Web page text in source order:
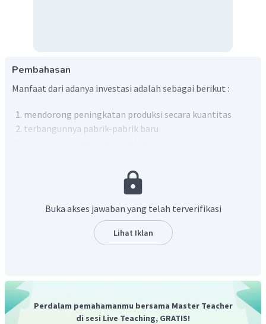
Pembahasan
Manfaat dari adanya investasi adalah sebagai berikut :
mendorong peningkatan produksi secara kuantitas
terbangunnya pabrik-pabrik baru
Jadi, jawaban yang tepat adalah pilihan A.
Buka akses jawaban yang telah terverifikasi
Lihat Iklan
Perdalam pemahamanmu bersama Master Teacher
di sesi Live Teaching, GRATIS!